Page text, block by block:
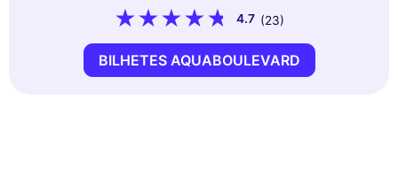
4.7 (23)
BILHETES AQUABOULEVARD